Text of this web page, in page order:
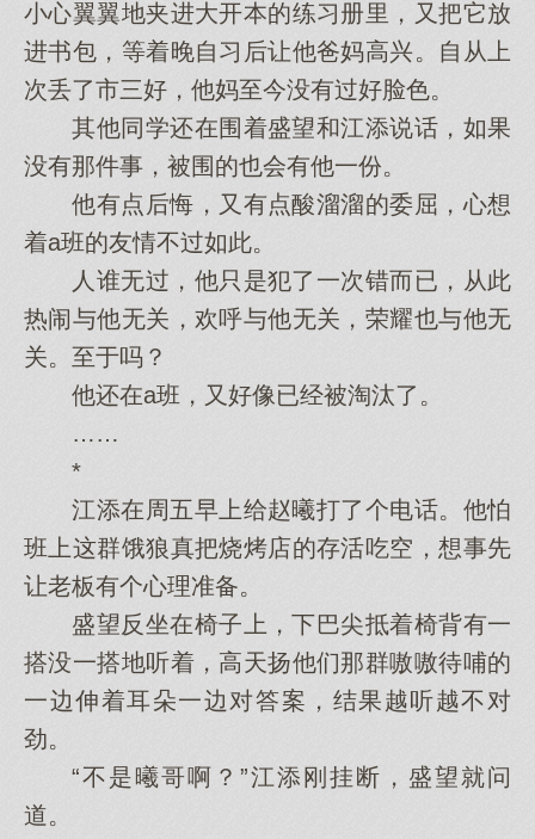
小心翼翼地夹进大开本的练习册里，又把它放
进书包，等着晚自习后让他爸妈高兴。自从上
次丢了市三好，他妈至今没有过好脸色。
其他同学还在围着盛望和江添说话，如果
没有那件事，被围的也会有他一份。
他有点后悔，又有点酸溜溜的委屈，心想
着a班的友情不过如此。
人谁无过，他只是犯了一次错而已，从此
热闹与他无关，欢呼与他无关，荣耀也与他无
关。至于吗？
他还在a班，又好像已经被淘汰了。
……
*
江添在周五早上给赵曦打了个电话。他怕
班上这群饿狼真把烧烤店的存活吃空，想事先
让老板有个心理准备。
盛望反坐在椅子上，下巴尖抵着椅背有一
搭没一搭地听着，高天扬他们那群嗷嗷待哺的
一边伸着耳朵一边对答案，结果越听越不对
劲。
“不是曦哥啊？”江添刚挂断，盛望就问
道。